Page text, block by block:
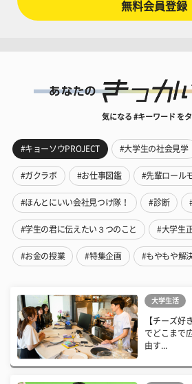
無料会員登録
気になる #キーワード を
#キョーソウPROJECT #大学生の社会見学
#ガクラボ #お仕事図鑑 #先輩ロール
#ほんとにいい会社見つけ隊！ #診断
#学生の君に伝えたい３つのこと #大学生
#お金の授業 #特集企画 #もやもや解
大学生活
【チーズ好
でどこまで
由す...